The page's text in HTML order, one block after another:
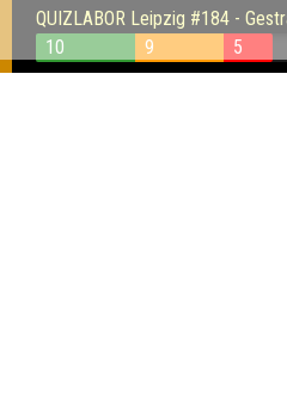
QUIZLABOR Leipzig #184 -
10
9 5